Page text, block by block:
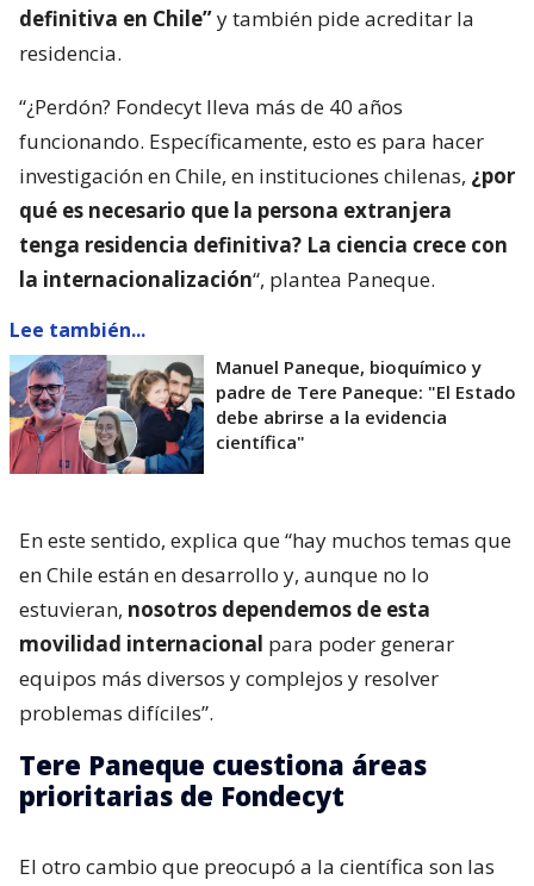
definitiva en Chile”y también pide acreditar la
residencia.
“¿Perdón? Fondecyt lleva más de 40 años
funcionando. Específicamente, esto es para hacer
investigación en Chile, en instituciones chilenas, ¿por
qué es necesario que la persona extranjera
tenga residencia definitiva? La ciencia crece con
la internacionalización“, plantea Paneque.
Lee también...
Manuel Paneque, bioquímico y
padre de Tere Paneque: "El Estado
debe abrirse a la evidencia
científica"
En este sentido, explica que “hay muchos temas que
en Chile están en desarrollo y, aunque no lo
estuvieran, nosotros dependemos de esta
movilidad internacional para poder generar
equipos más diversos y complejos y resolver
problemas difíciles”.
Tere Paneque cuestiona áreas
prioritarias de Fondecyt
El otro cambio que preocupó a la científica son las